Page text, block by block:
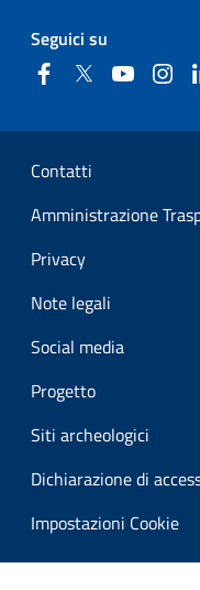
Seguici su
FacebookTwitter YouTube
Sezione Link
Contatti
Amministrazione
Privacy
Note legali
Social media
Progetto
Siti archeologici
Dichiarazione di
Impostazioni Cookie